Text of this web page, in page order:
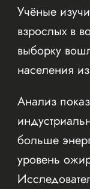
Учёные
взрослых в
выборку
населения
Анализ
больше
уровень